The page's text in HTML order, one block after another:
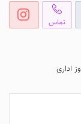
تماس